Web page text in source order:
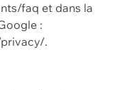
faq et dans la
:
.